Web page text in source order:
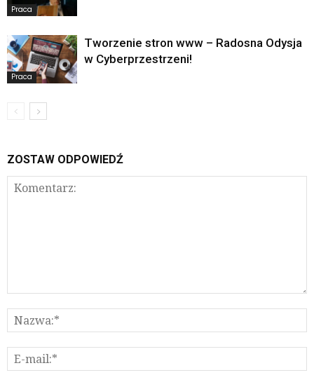
Praca
Praca
Tworzenie stron www – Radosna Odysja
w Cyberprzestrzeni!
ZOSTAW ODPOWIEDŹ